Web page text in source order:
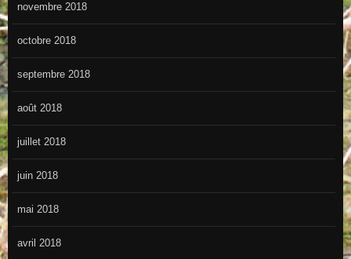
novembre 2018
octobre 2018
septembre 2018
août 2018
juillet 2018
juin 2018
mai 2018
avril 2018